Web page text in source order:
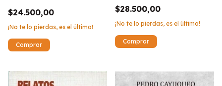
$24.500,00
¡No te lo pierdas, es el último!
$28.500,00
¡No te lo pierdas, es el último!